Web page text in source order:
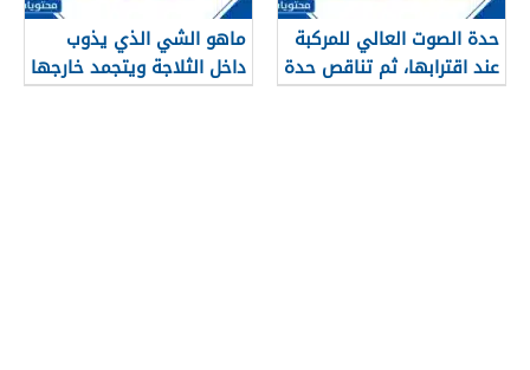
حدة الصوت العالي للمركبة
عند اقترابها، ثم تناقص حدة
الصوت عند ابتعادها، مثال
ماهو الشي الذي يذوب
داخل الثلاجة ويتجمد خارجها